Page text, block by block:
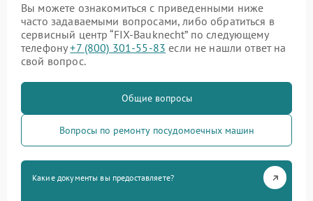
Вы можете ознакомиться с приведенными ниже
часто задаваемыми вопросами, либо обратиться в
сервисный центр “FIX-Bauknecht” по следующему
телефону+7 (800) 301-55-83 если не нашли ответ на
свой вопрос.
Общие вопросы
Вопросы по ремонту посудомоечных машин
Какие документы вы предоставляете?